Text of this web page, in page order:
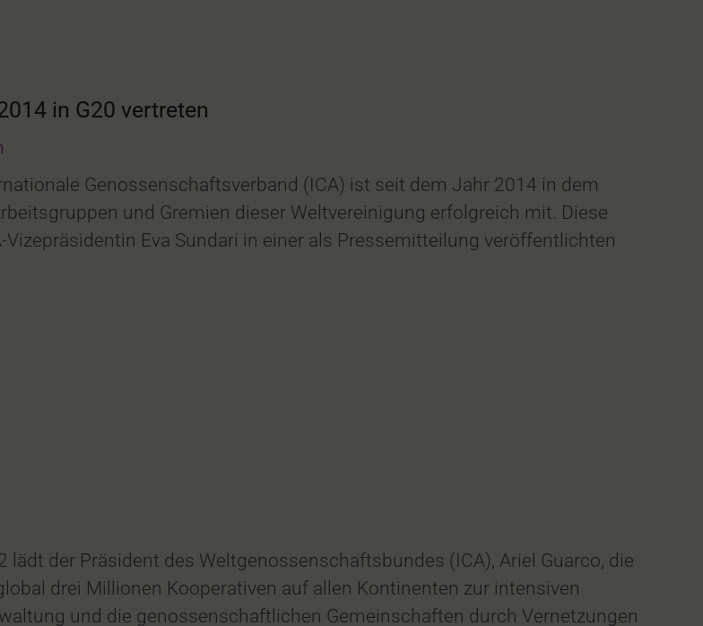
in G20 vertreten
Genossenschaftsverband (ICA) ist seit dem Jahr 2014 in dem
und Gremien dieser Weltvereinigung erfolgreich mit. Diese
Eva Sundari in einer als Pressemitteilung veröffentlichten
der Präsident des Weltgenossenschaftsbundes (ICA), Ariel Guarco, die
drei Millionen Kooperativen auf allen Kontinenten zur intensiven
und die genossenschaftlichen Gemeinschaften durch Vernetzungen